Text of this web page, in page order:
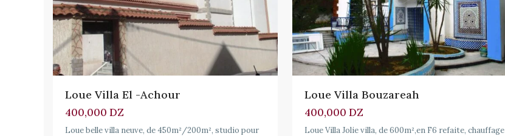
Loue Villa El -Achour
400,000 DZ
Loue belle villa neuve, de 450m²/200m², studio pour
Loue Villa Bouzareah
400,000 DZ
Loue Villa Jolie villa, de 600m²,en F6 refaite, chauffage